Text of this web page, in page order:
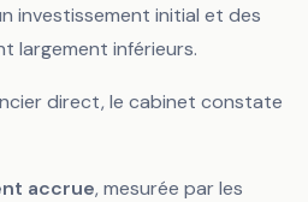
investissement initial et des
largement inférieurs.
direct, le cabinet constate
accrue, mesurée par les